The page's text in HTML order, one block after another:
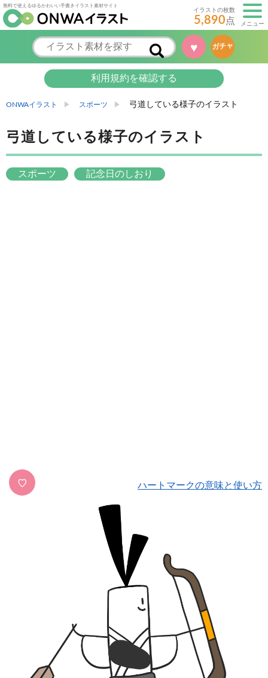
無料で使えるゆるかわいい手書きイラスト素材サイト
イラストの枚数
5,890点 メニュー
♥ ガチャ
利用規約を確認する
ONWAイラスト スポーツ 弓道している様子のイラスト
弓道している様子のイラスト
スポーツ 記念日のしおり
♡ ハートマークの意味と使い方